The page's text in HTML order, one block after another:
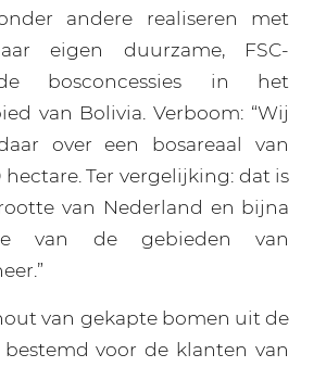
andere realiseren met
eigen duurzame, FSC-
bosconcessies in het
van Bolivia. Verboom: “Wij
over een bosareaal van
hectare. Ter vergelijking: dat is
van Nederland en bijna
van de gebieden van
van gekapte bomen uit de
bestemd voor de klanten van